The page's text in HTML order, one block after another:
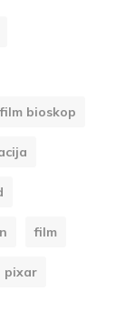
bioskop
film
pixar